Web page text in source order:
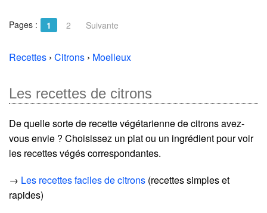
Pages : 1 2 Suivante
Recettes › Citrons › Moelleux
Les recettes de citrons
De quelle sorte de recette végétarienne de citrons avez-
vous envie ? Choisissez un plat ou un ingrédient pour voir
les recettes végés correspondantes.
→ Les recettes faciles de citrons (recettes simples et
rapides)